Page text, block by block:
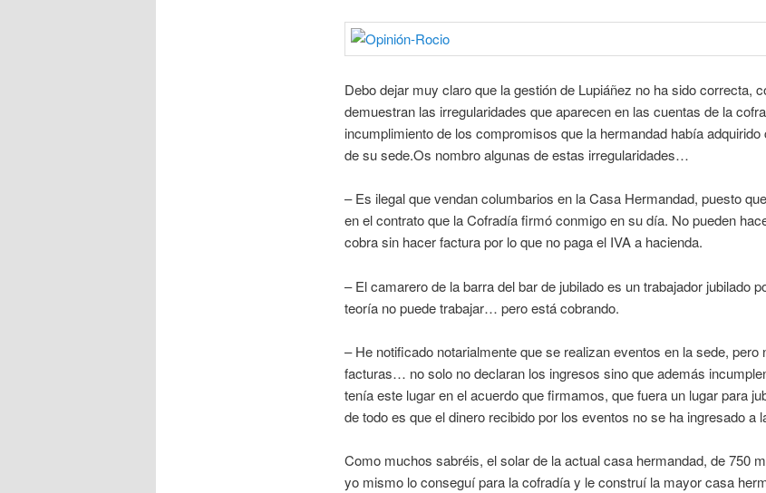
Debo dejar muy claro que la gestión de Lupiáñez no ha sido correcta,
demuestran las irregularidades que aparecen en las cuentas de la
incumplimiento de los compromisos que la hermandad había
de su sede.Os nombro algunas de estas irregularidades…
– Es ilegal que vendan columbarios en la Casa Hermandad, puesto
en el contrato que la Cofradía firmó conmigo en su día. No pueden
cobra sin hacer factura por lo que no paga el IVA a hacienda.
– El camarero de la barra del bar de jubilado es un trabajador jubilado
teoría no puede trabajar… pero está cobrando.
– He notificado notarialmente que se realizan eventos en la sede, pero
facturas… no solo no declaran los ingresos sino que además
tenía este lugar en el acuerdo que firmamos, que fuera un lugar para
de todo es que el dinero recibido por los eventos no se ha ingresado a
Como muchos sabréis, el solar de la actual casa hermandad, de 750
yo mismo lo conseguí para la cofradía y le construí la mayor casa